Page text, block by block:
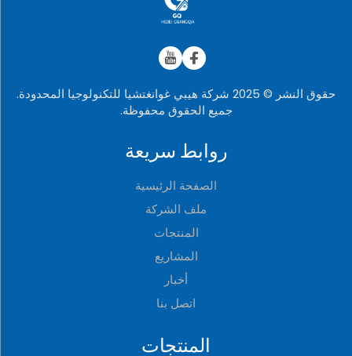
حقوق النشر © 2025 شركة هيبي غوانغتشيا للتكنولوجيا المحدودة.
جميع الحقوق محفوظة.
روابط سريعة
الصفحة الرئيسية
ملف الشركة
المنتجات
المشاريع
أخبار
اتصل بنا
المنتجات